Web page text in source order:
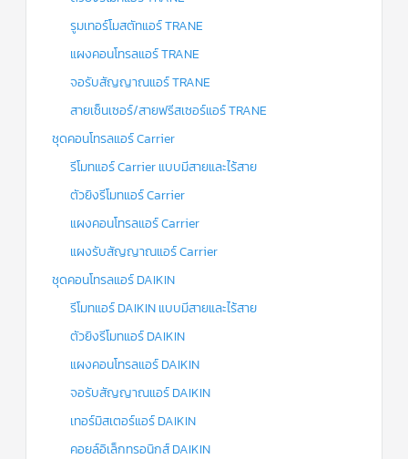
รูมเทอร์โมสตัทแอร์ TRANE
แผงคอนโทรลแอร์ TRANE
จอรับสัญญาณแอร์ TRANE
สายเซ็นเซอร์/สายฟรีสเซอร์แอร์ TRANE
ชุดคอนโทรลแอร์ Carrier
รีโมทแอร์ Carrier แบบมีสายและไร้สาย
ตัวยิงรีโมทแอร์ Carrier
แผงคอนโทรลแอร์ Carrier
แผงรับสัญญาณแอร์ Carrier
ชุดคอนโทรลแอร์ DAIKIN
รีโมทแอร์ DAIKIN แบบมีสายและไร้สาย
ตัวยิงรีโมทแอร์ DAIKIN
แผงคอนโทรลแอร์ DAIKIN
จอรับสัญญาณแอร์ DAIKIN
เทอร์มิสเตอร์แอร์ DAIKIN
คอยล์อิเล็กทรอนิกส์ DAIKIN